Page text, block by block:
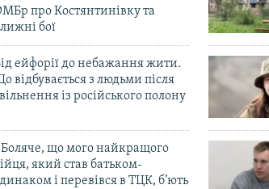
про Костянтинівку та
бої
ейфорії до небажання жити.
відбувається з людьми після
із російського полону
що мого найкращого
який став батьком-
і перевівся в ТЦК, б’ють